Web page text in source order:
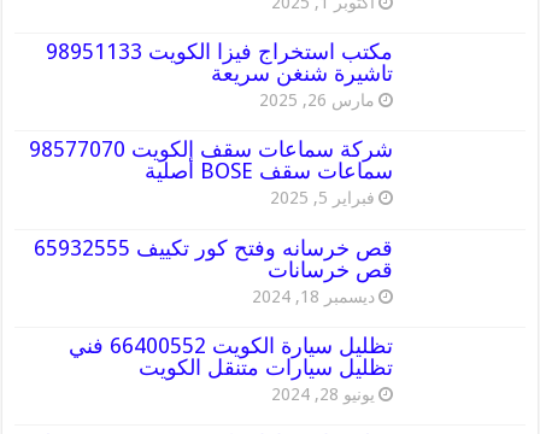
مكتب استخراج فيزا الكويت 98951133
تاشيرة شنغن سريعة
مارس 26, 2025
شركة سماعات سقف الكويت 98577070
سماعات سقف BOSE أصلية
فبراير 5, 2025
قص خرسانه وفتح كور تكييف 65932555
قص خرسانات
ديسمبر 18, 2024
تظليل سيارة الكويت 66400552 فني
تظليل سيارات متنقل الكويت
يونيو 28, 2024